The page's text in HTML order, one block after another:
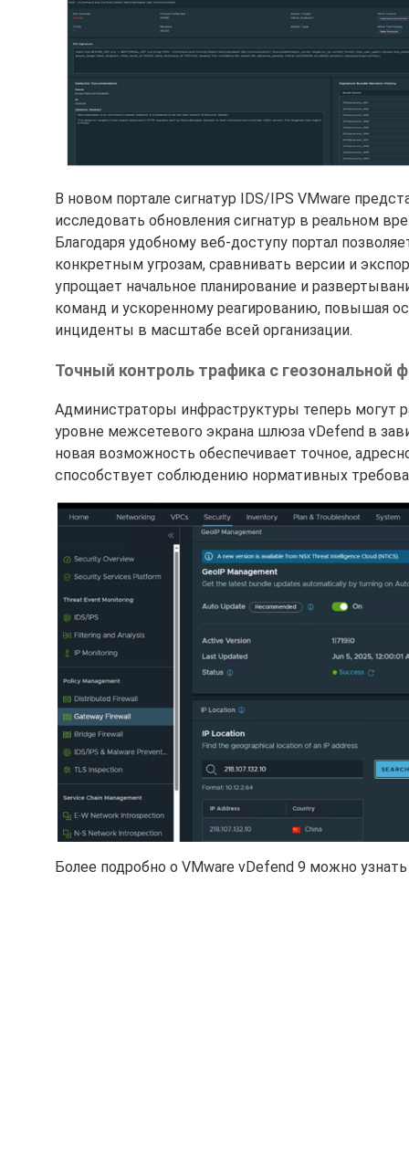
В новом портале сигнатур IDS/IPS VMware
исследовать обновления сигнатур в реальном
Благодаря удобному веб-доступу портал
конкретным угрозам, сравнивать версии и
упрощает начальное планирование и
команд и ускоренному реагированию, повышая
инциденты в масштабе всей организации.
Точный контроль трафика с геозональной
Администраторы инфраструктуры теперь могут
уровне межсетевого экрана шлюза vDefend в
новая возможность обеспечивает точное,
способствует соблюдению нормативных
Более подробно о VMware vDefend 9 можно